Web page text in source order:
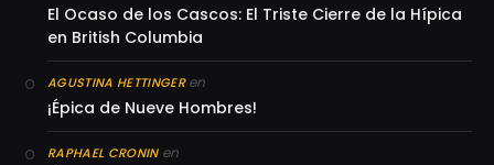
El Ocaso de los Cascos: El Triste Cierre de la Hípica
en British Columbia
AGUSTINA HETTINGERen
¡Épica de Nueve Hombres!
RAPHAEL CRONINen